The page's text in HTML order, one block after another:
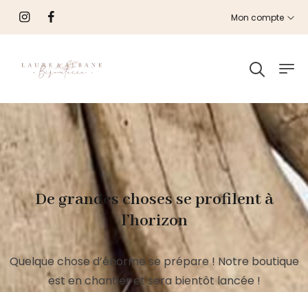
Mon compte
De grandes choses se profilent à
l’horizon
Quelque chose d’énorme se prépare ! Notre boutique
est en chantier et sera bientôt lancée !